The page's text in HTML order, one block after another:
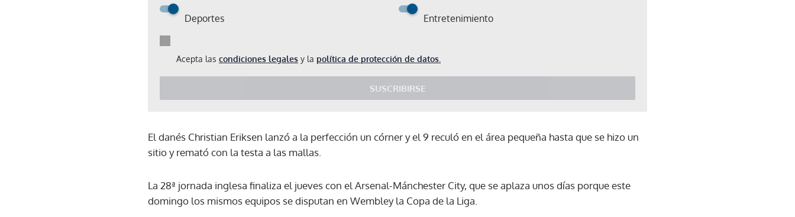
Deportes Entretenimiento
Acepta las condiciones legales y la política de protección de datos.
SUSCRIBIRSE
El danés Christian Eriksen lanzó a la perfección un córner y el 9 reculó en el área pequeña hasta que se hizo un
sitio y remató con la testa a las mallas.
La 28ª jornada inglesa finaliza el jueves con el Arsenal-Mánchester City, que se aplaza unos días porque este
domingo los mismos equipos se disputan en Wembley la Copa de la Liga.